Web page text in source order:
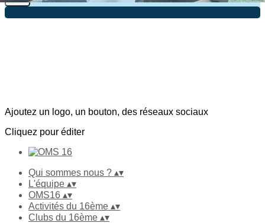
Ajoutez un logo, un bouton, des réseaux sociaux
Cliquez pour éditer
Qui sommes nous ? ▴▾
L'équipe ▴▾
OMS16 ▴▾
Activités du 16ème ▴▾
Clubs du 16ème ▴▾